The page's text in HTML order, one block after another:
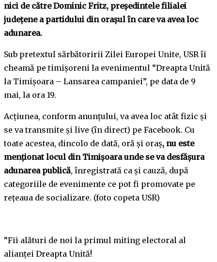
nici de către Dominic Fritz, președintele filialei
județene a partidului din orașul în care va avea loc
adunarea.
Sub pretextul sărbătoririi Zilei Europei Unite, USR îi
cheamă pe timișoreni la evenimentul “Dreapta Unită
la Timișoara – Lansarea campaniei”, pe data de 9
mai, la ora 19.
Acțiunea, conform anunțului, va avea loc atât fizic și
se va transmite și live (în direct) pe Facebook. Cu
toate acestea, dincolo de dată, oră și oraș, nu este
menționat locul din Timișoara unde se va desfășura
adunarea publică, înregistrată ca și cauză, după
categoriile de evenimente ce pot fi promovate pe
rețeaua de socializare. (foto copeta USR)
“Fii alături de noi la primul miting electoral al
alianței Dreapta Unită!